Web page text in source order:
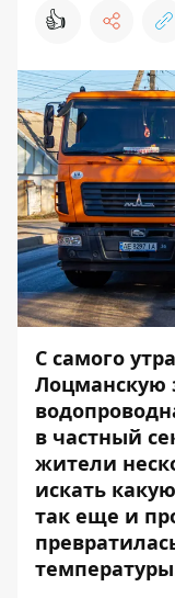
👍
С самого
Лоцманскую
в частный
жители
искать
так еще и